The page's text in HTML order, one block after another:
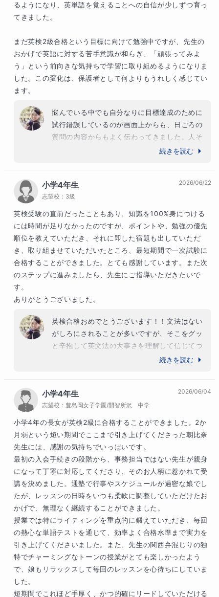
るようになり、英単語を覚えることへの自信が少しずつ育っ
てきました。
まだ英検2級合格という目標に向けて勉強中ですが、先生の
おかげで英語に対する苦手意識が和らぎ、「頑張ってみよ
う」という前向きな気持ちで学習に取り組めるようになりま
した。この変化は、保護者として何よりもうれしく感じてい
ます。
悩んでいる中でも自分なりに目標達成のために
試行錯誤しているのが画面上からも、日ごろの
質問の内容からもよく伝わってきました。人そ
れぞれ得意不得意ありますが、不得意だから何
を向けて向き合うことができていました！なん
でも同じですが、状況を変えるためには自分に
何が足らないのかを知ることが大事です。でき
ていることだけをしても気分はいいかもしれま
せんが何の成長にもなりません。この10回、見
たくない現実を受け入れ続け、しっかりと向き
合うことができたこと、もうそれだけで10回授
業する前とは比べ物にならないほど成長してい
るのがこちらからもよくわかります。これから
続きを読む
小学4年生
志望校： 3級
2026/06/22
英検受験の直前だったこともあり、知識を100%身につける
には時間が足りなかったのですが、ポイントや、勉強の優先
順位を教えていただき、それに即した宿題も出していただ
き、取り組ませていただいたところ、最短期間で一次試験に
合格することができました。とても感謝しています。また次
のステップに進みましたら、先生にご指導いただきたいで
す。
ありがとうございました。
英検合格おめでとうございます！！文法はない
がしろにされることが多いですが、そこをグッ
と辛抱して英文法の大事さを理解して信じてつ
いてきてくれ、本当にありがとうございまし
らの英語学習でも今の英語学習に加えて少し文
法にも意識を向けて頑張ってもらいたいなと思
います。きっといざという時の力になってくれ
るはずです。今後の成長を陰ながら応援してい
ます！頑張ってくださいね＾＾
続きを読む
小学4年生
志望校： 豊島岡女子学園/開智所沢 中学
2026/06/04
小学4年の長女が英検2級に合格することができました。2か
月弱という短い期間でここまで引き上げてくださった朝比奈
先生には、感謝の気持ちでいっぱいです。
​最初の入会手続きの段階から、事務担当ではない先生が親身
になって丁寧に対応してくださり、そのお人柄に惹かれて受
講を決めました。通塾で行事やスケジュールが過密な娘でし
たが、レッスンの日時をいつも柔軟に調整していただけたお
かげで、無理なく継続することができました。
​授業では特にライティングを重点的に鍛えていただき、毎回
の熱心な単語テストを通じて、効率よく合格水準まで実力を
引き上げてくださいました。また、先生の関西弁混じりの独
特でチャーミングなトーンの授業がとても楽しかったよう
で、娘もリラックスして毎回のレッスンを心待ちにしていま
した。
​短期間でこれほど手厚く、かつ的確にリードしていただける